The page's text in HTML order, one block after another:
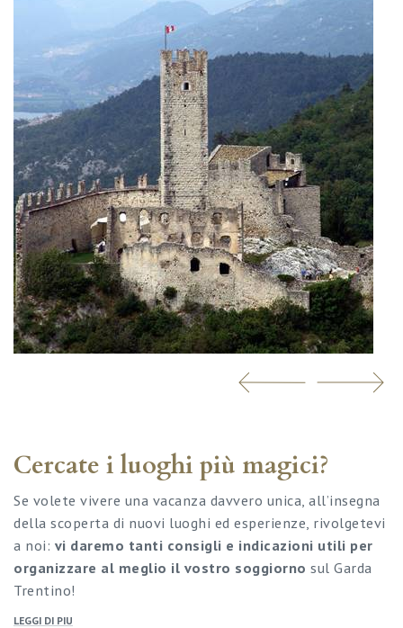
Cercate i luoghi più magici?
Se volete vivere una vacanza davvero unica, all’insegna
della scoperta di nuovi luoghi ed esperienze, rivolgetevi
a noi: vi daremo tanti consigli e indicazioni utili per
organizzare al meglio il vostro soggiorno sul Garda
Trentino!
LEGGI DI PIU